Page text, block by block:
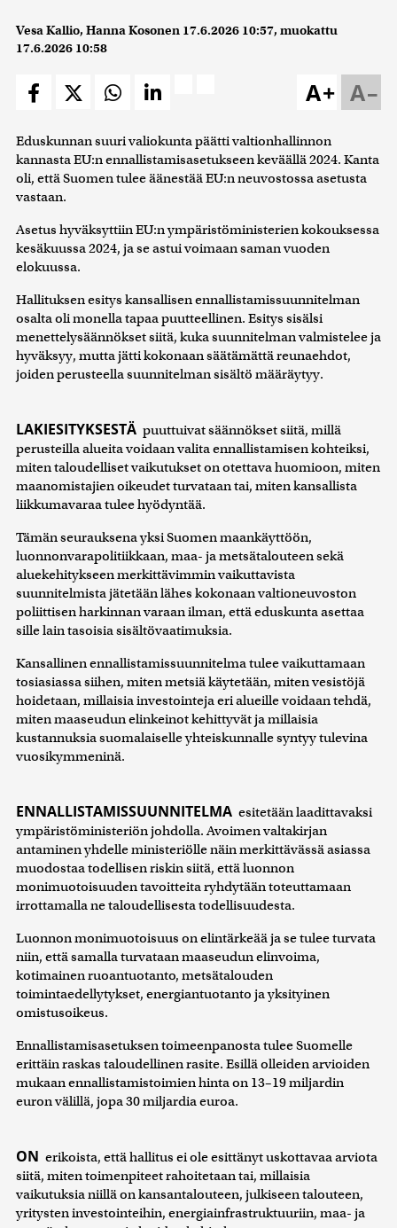
Vesa Kallio, Hanna Kosonen 17.6.2026 10:57, muokattu
17.6.2026 10:58
A–
A+
Eduskunnan suuri valiokunta päätti valtionhallinnon
kannasta EU:n ennallistamisasetukseen keväällä 2024. Kanta
oli, että Suomen tulee äänestää EU:n neuvostossa asetusta
vastaan.
Asetus hyväksyttiin EU:n ympäristöministerien kokouksessa
kesäkuussa 2024, ja se astui voimaan saman vuoden
elokuussa.
Hallituksen esitys kansallisen ennallistamissuunnitelman
osalta oli monella tapaa puutteellinen. Esitys sisälsi
menettelysäännökset siitä, kuka suunnitelman valmistelee ja
hyväksyy, mutta jätti kokonaan säätämättä reunaehdot,
joiden perusteella suunnitelman sisältö määräytyy.
LAKIESITYKSESTÄ puuttuivat säännökset siitä, millä
perusteilla alueita voidaan valita ennallistamisen kohteiksi,
miten taloudelliset vaikutukset on otettava huomioon, miten
maanomistajien oikeudet turvataan tai, miten kansallista
liikkumavaraa tulee hyödyntää.
Tämän seurauksena yksi Suomen maankäyttöön,
luonnonvarapolitiikkaan, maa- ja metsätalouteen sekä
aluekehitykseen merkittävimmin vaikuttavista
suunnitelmista jätetään lähes kokonaan valtioneuvoston
poliittisen harkinnan varaan ilman, että eduskunta asettaa
sille lain tasoisia sisältövaatimuksia.
Kansallinen ennallistamissuunnitelma tulee vaikuttamaan
tosiasiassa siihen, miten metsiä käytetään, miten vesistöjä
hoidetaan, millaisia investointeja eri alueille voidaan tehdä,
miten maaseudun elinkeinot kehittyvät ja millaisia
kustannuksia suomalaiselle yhteiskunnalle syntyy tulevina
vuosikymmeninä.
ENNALLISTAMISSUUNNITELMA esitetään laadittavaksi
ympäristöministeriön johdolla. Avoimen valtakirjan
antaminen yhdelle ministeriölle näin merkittävässä asiassa
muodostaa todellisen riskin siitä, että luonnon
monimuotoisuuden tavoitteita ryhdytään toteuttamaan
irrottamalla ne taloudellisesta todellisuudesta.
Luonnon monimuotoisuus on elintärkeää ja se tulee turvata
niin, että samalla turvataan maaseudun elinvoima,
kotimainen ruoantuotanto, metsätalouden
toimintaedellytykset, energiantuotanto ja yksityinen
omistusoikeus.
Ennallistamisasetuksen toimeenpanosta tulee Suomelle
erittäin raskas taloudellinen rasite. Esillä olleiden arvioiden
mukaan ennallistamistoimien hinta on 13–19 miljardin
euron välillä, jopa 30 miljardia euroa.
ON erikoista, että hallitus ei ole esittänyt uskottavaa arviota
siitä, miten toimenpiteet rahoitetaan tai, millaisia
vaikutuksia niillä on kansantalouteen, julkiseen talouteen,
yritysten investointeihin, energiainfrastruktuuriin, maa- ja